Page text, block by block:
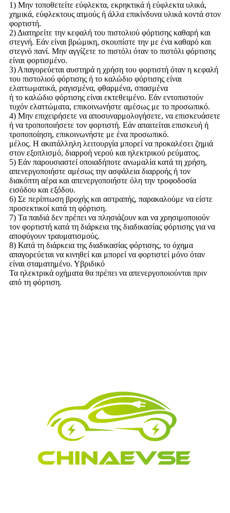
1) Μην τοποθετείτε εύφλεκτα, εκρηκτικά ή εύφλεκτα υλικά,
χημικά, εύφλεκτους ατμούς ή άλλα επικίνδυνα υλικά κοντά στον
φορτιστή.
2) Διατηρείτε την κεφαλή του πιστολιού φόρτισης καθαρή και
στεγνή. Εάν είναι βρώμικη, σκουπίστε την με ένα καθαρό και
στεγνό πανί. Μην αγγίζετε το πιστόλι όταν το πιστόλι φόρτισης
είναι φορτισμένο.
3) Απαγορεύεται αυστηρά η χρήση του φορτιστή όταν η κεφαλή
του πιστολιού φόρτισης ή το καλώδιο φόρτισης είναι
ελαττωματικά, ραγισμένα, φθαρμένα, σπασμένα
ή το καλώδιο φόρτισης είναι εκτεθειμένο. Εάν εντοπιστούν
τυχόν ελαττώματα, επικοινωνήστε αμέσως με το προσωπικό.
4) Μην επιχειρήσετε να αποσυναρμολογήσετε, να επισκευάσετε
ή να τροποποιήσετε τον φορτιστή. Εάν απαιτείται επισκευή ή
τροποποίηση, επικοινωνήστε με ένα προσωπικό.
μέλος. Η ακατάλληλη λειτουργία μπορεί να προκαλέσει ζημιά
στον εξοπλισμό, διαρροή νερού και ηλεκτρικού ρεύματος.
5) Εάν παρουσιαστεί οποιαδήποτε ανωμαλία κατά τη χρήση,
απενεργοποιήστε αμέσως την ασφάλεια διαρροής ή τον
διακόπτη αέρα και απενεργοποιήστε όλη την τροφοδοσία
εισόδου και εξόδου.
6) Σε περίπτωση βροχής και αστραπής, παρακαλούμε να είστε
προσεκτικοί κατά τη φόρτιση.
7) Τα παιδιά δεν πρέπει να πλησιάζουν και να χρησιμοποιούν
τον φορτιστή κατά τη διάρκεια της διαδικασίας φόρτισης για να
αποφύγουν τραυματισμούς.
8) Κατά τη διάρκεια της διαδικασίας φόρτισης, το όχημα
απαγορεύεται να κινηθεί και μπορεί να φορτιστεί μόνο όταν
είναι σταματημένο. Υβριδικό
Τα ηλεκτρικά οχήματα θα πρέπει να απενεργοποιούνται πριν
από τη φόρτιση.